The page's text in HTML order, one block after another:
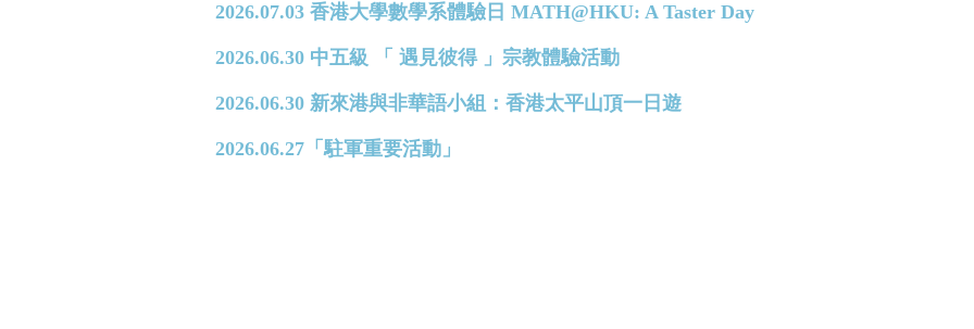
2026.07.03 香港大學數學系體驗日 MATH@HKU: A Taster Day
2026.06.30 中五級 「 遇見彼得 」宗教體驗活動
2026.06.30 新來港與非華語小組：香港太平山頂一日遊
2026.06.27「駐軍重要活動」